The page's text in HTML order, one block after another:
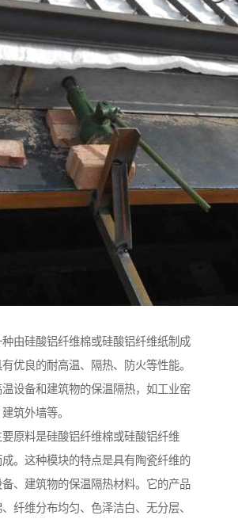
由硅酸铝纤维棉或硅酸铝纤维纸制成
优良的耐高温、隔热、防火等性能。
设备和建筑物的保温隔热，如工业窑
筑外墙等。
原料是硅酸铝纤维棉或硅酸铝纤维
。这种模块的特点是具有陶瓷纤维的
、建筑物的保温隔热材料。它的产品
纤维分布均匀、色泽洁白、无分层、